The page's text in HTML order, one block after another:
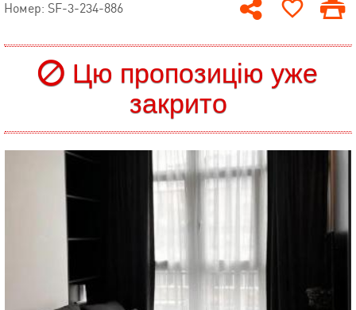
Номер: SF-3-234-886
Цю пропозицію уже
закрито